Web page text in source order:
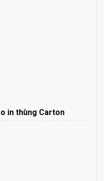
in thùng Carton